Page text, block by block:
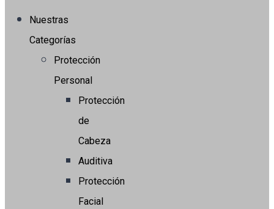
Nuestras
Categorías
Protección
Personal
Protección
de
Cabeza
Auditiva
Protección
Facial